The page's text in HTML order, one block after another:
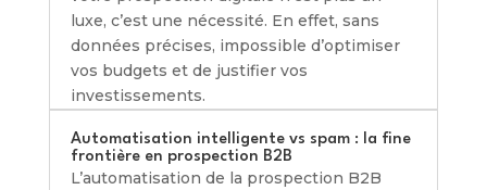
luxe, c’est une nécessité. En effet, sans
données précises, impossible d’optimiser
vos budgets et de justifier vos
investissements.
Automatisation intelligente vs spam : la fine
frontière en prospection B2B
L’automatisation de la prospection B2B